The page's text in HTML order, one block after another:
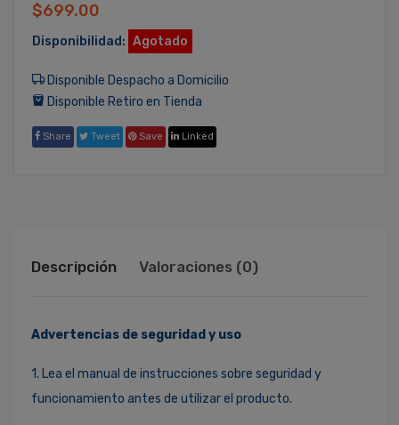
$699.00
Disponibilidad: Agotado
Disponible Despacho a Domicilio
Disponible Retiro en Tienda
Share Tweet Save Linked
Descripción Valoraciones (0)
Advertencias de seguridad y uso
1. Lea el manual de instrucciones sobre seguridad y
funcionamiento antes de utilizar el producto.